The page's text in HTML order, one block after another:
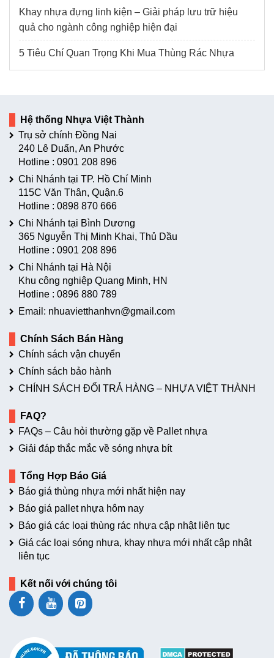
Khay nhựa đựng linh kiện – Giải pháp lưu trữ hiệu
quả cho ngành công nghiệp hiện đại
5 Tiêu Chí Quan Trọng Khi Mua Thùng Rác Nhựa
Hệ thống Nhựa Việt Thành
Trụ sở chính Đồng Nai
240 Lê Duẩn, An Phước
Hotline : 0901 208 896
Chi Nhánh tại TP. Hồ Chí Minh
115C Văn Thân, Quận.6
Hotline : 0898 870 666
Chi Nhánh tại Bình Dương
365 Nguyễn Thị Minh Khai, Thủ Dầu
Hotline : 0901 208 896
Chi Nhánh tại Hà Nội
Khu công nghiệp Quang Minh, HN
Hotline : 0896 880 789
Email: nhuavietthanhvn@gmail.com
Chính Sách Bán Hàng
Chính sách vận chuyển
Chính sách bảo hành
CHÍNH SÁCH ĐỔI TRẢ HÀNG – NHỰA VIỆT THÀNH
FAQ?
FAQs – Câu hỏi thường gặp về Pallet nhựa
Giải đáp thắc mắc về sóng nhựa bít
Tổng Hợp Báo Giá
Báo giá thùng nhựa mới nhất hiện nay
Báo giá pallet nhựa hôm nay
Báo giá các loại thùng rác nhựa cập nhật liên tục
Giá các loại sóng nhựa, khay nhựa mới nhất cập nhật
liên tục
Kết nối với chúng tôi